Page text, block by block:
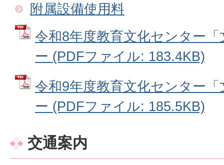
附属設備使用料
令和8年度教育文化センター
ー (PDFファイル: 183.4KB)
令和9年度教育文化センター
ー (PDFファイル: 185.5KB)
交通案内